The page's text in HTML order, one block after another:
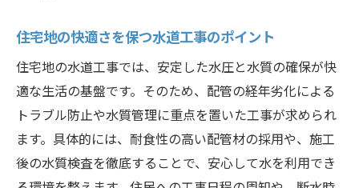
住宅地の快適さを保つ水道工事のポイント
住宅地の水道工事では、安定した水圧と水質の確保が快
適な生活の基盤です。そのため、配管の経年劣化による
トラブル防止や水質管理に重点を置いた工事が求められ
ます。具体的には、耐食性の高い配管材の採用や、施工
後の水質検査を徹底することで、安心して水を利用でき